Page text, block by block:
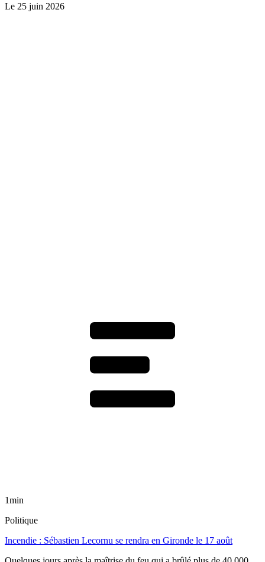
Le 25 juin 2026
1min
Politique
Incendie : Sébastien Lecornu se rendra en Gironde le 17 août